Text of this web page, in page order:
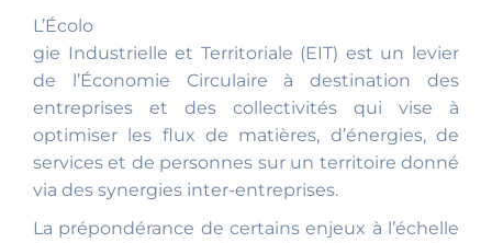
L’Écolo
gie Industrielle et Territoriale (EIT) est un levier
de l’Économie Circulaire à destination des
entreprises et des collectivités qui vise à
optimiser les flux de matières, d’énergies, de
services et de personnes sur un territoire donné
via des synergies inter-entreprises.
La prépondérance de certains enjeux à l’échelle